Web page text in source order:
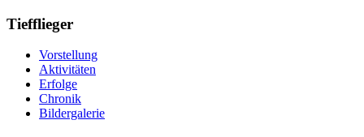
Tiefflieger
Vorstellung
Aktivitäten
Erfolge
Chronik
Bildergalerie